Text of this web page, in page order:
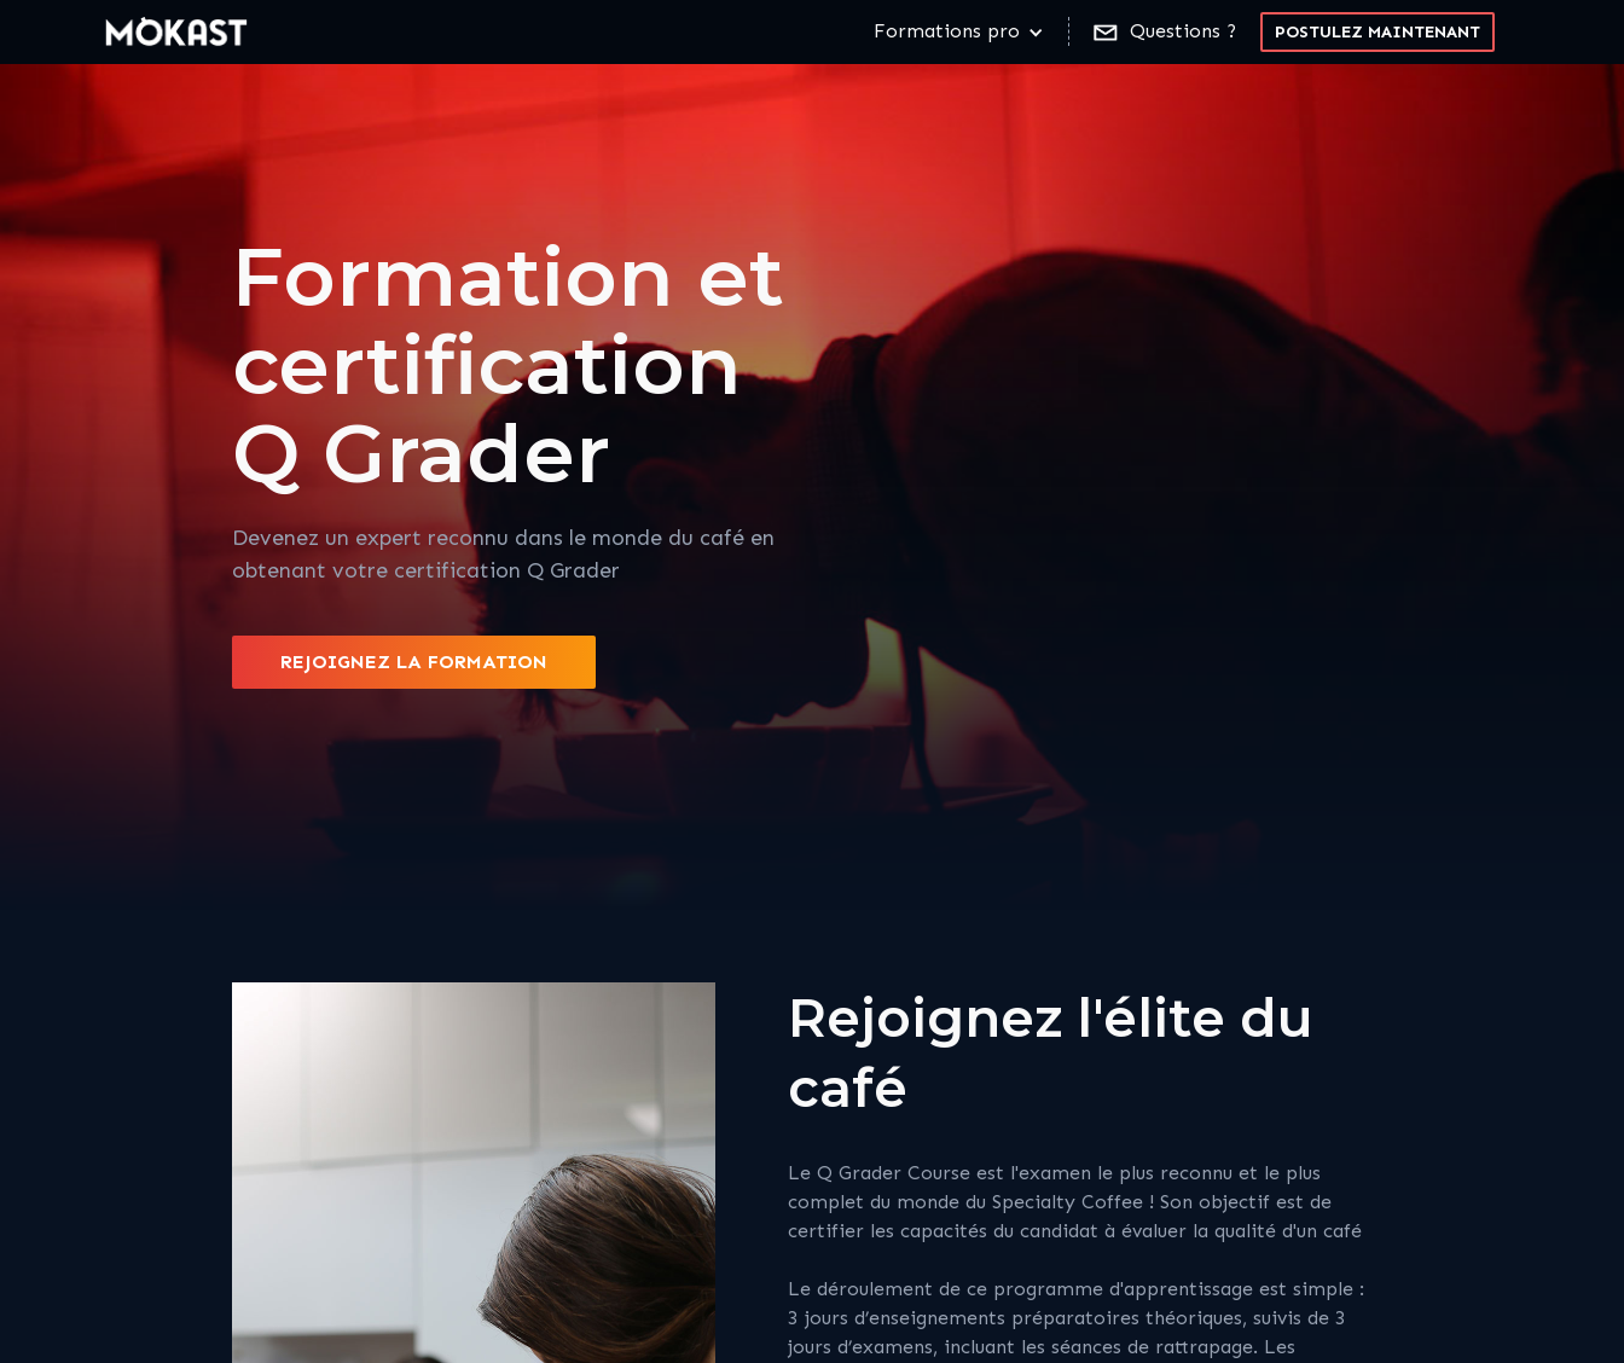
Formations pro Questions ? POSTULEZ MAINTENANT
Formation et
certification
Q Grader
Devenez un expert reconnu dans le monde du café en
obtenant votre certification Q Grader
REJOIGNEZ LA FORMATION
Rejoignez l'élite du
café
Le Q Grader Course est l'examen le plus reconnu et le plus
complet du monde du Specialty Coffee ! Son objectif est de
certifier les capacités du candidat à évaluer la qualité d'un café
Le déroulement de ce programme d'apprentissage est simple :
3 jours d’enseignements préparatoires théoriques, suivis de 3
jours d’examens, incluant les séances de rattrapage. Les